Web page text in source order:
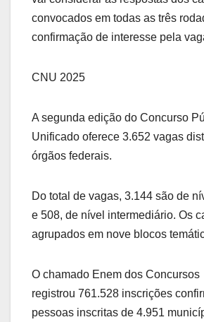
convocados em todas as três
confirmação de interesse pela
CNU 2025
A segunda edição do Concurso
Unificado oferece 3.652 vagas
órgãos federais.
Do total de vagas, 3.144 são de
e 508, de nível intermediário. Os
agrupados em nove blocos
O chamado Enem dos Concursos
registrou 761.528 inscrições
pessoas inscritas de 4.951